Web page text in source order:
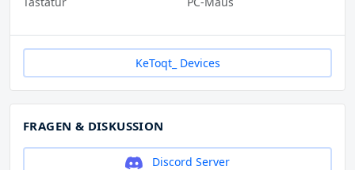
KeToqt_ Devices
FRAGEN & DISKUSSION
Discord Server